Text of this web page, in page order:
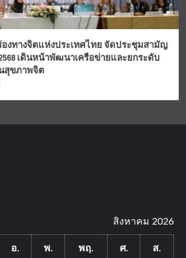
งทางจิตแห่งประเทศไทย จัดประชุมสามัญ
เดินหน้าพัฒนาเครือข่ายและยกระดับ
สุขภาพจิต
สิงหาคม 2026
อ. พ. พฤ. ศ. ส.